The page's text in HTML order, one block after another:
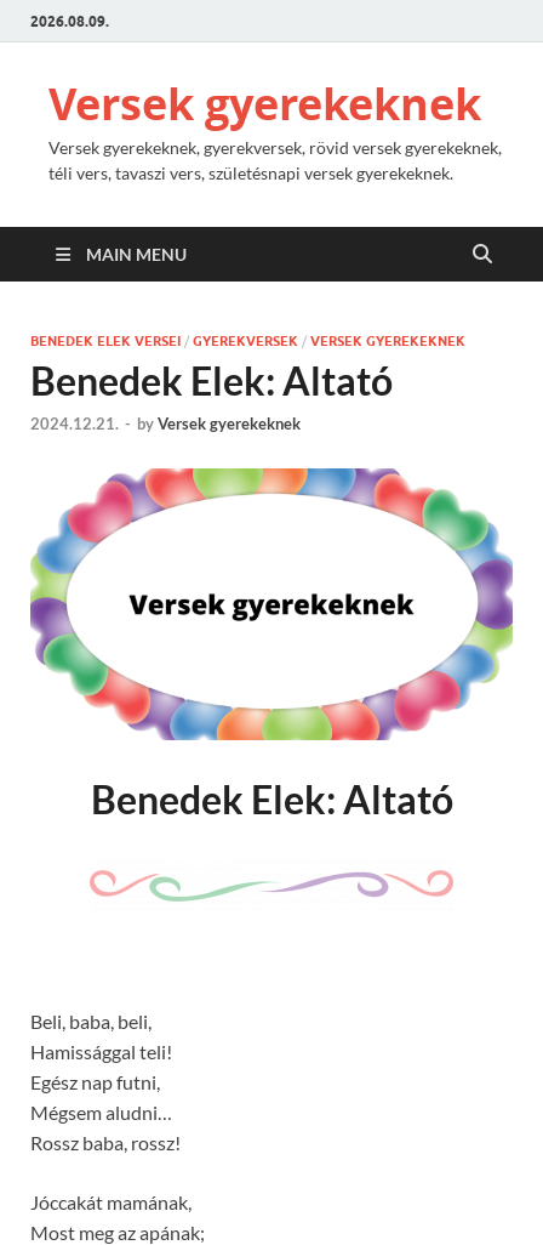
2026.08.09.
Versek gyerekeknek
Versek gyerekeknek, gyerekversek, rövid versek gyerekeknek,
téli vers, tavaszi vers, születésnapi versek gyerekeknek.
MAIN MENU
BENEDEK ELEK VERSEI / GYEREKVERSEK / VERSEK GYEREKEKNEK
Benedek Elek: Altató
2024.12.21. - byVersek gyerekeknek
Benedek Elek: Altató
Beli, baba, beli,
Hamissággal teli!
Egész nap futni,
Mégsem aludni…
Rossz baba, rossz!
Jóccakát mamának,
Most meg az apának;